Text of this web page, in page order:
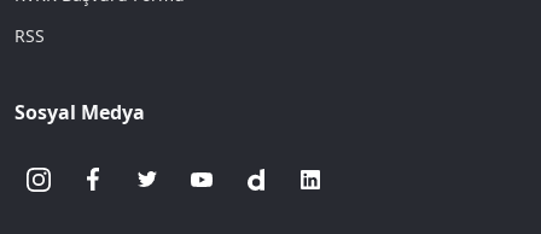
RSS
Sosyal Medya